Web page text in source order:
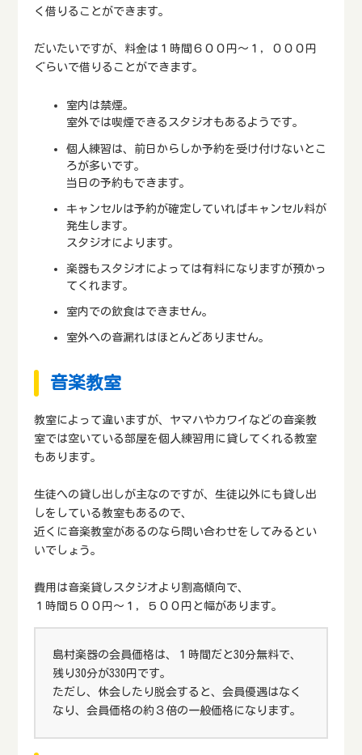
く借りることができます。
だいたいですが、料金は１時間６００円～１，０００円
ぐらいで借りることができます。
室内は禁煙。
室外では喫煙できるスタジオもあるようです。
個人練習は、前日からしか予約を受け付けないとこ
ろが多いです。
当日の予約もできます。
キャンセルは予約が確定していればキャンセル料が
発生します。
スタジオによります。
楽器もスタジオによっては有料になりますが預かっ
てくれます。
室内での飲食はできません。
室外への音漏れはほとんどありません。
音楽教室
教室によって違いますが、ヤマハやカワイなどの音楽教
室では空いている部屋を個人練習用に貸してくれる教室
もあります。
生徒への貸し出しが主なのですが、生徒以外にも貸し出
しをしている教室もあるので、
近くに音楽教室があるのなら問い合わせをしてみるとい
いでしょう。
費用は音楽貸しスタジオより割高傾向で、
１時間５００円～１，５００円と幅があります。
島村楽器の会員価格は、１時間だと30分無料で、
残り30分が330円です。
ただし、休会したり脱会すると、会員優遇はなく
なり、会員価格の約３倍の一般価格になります。